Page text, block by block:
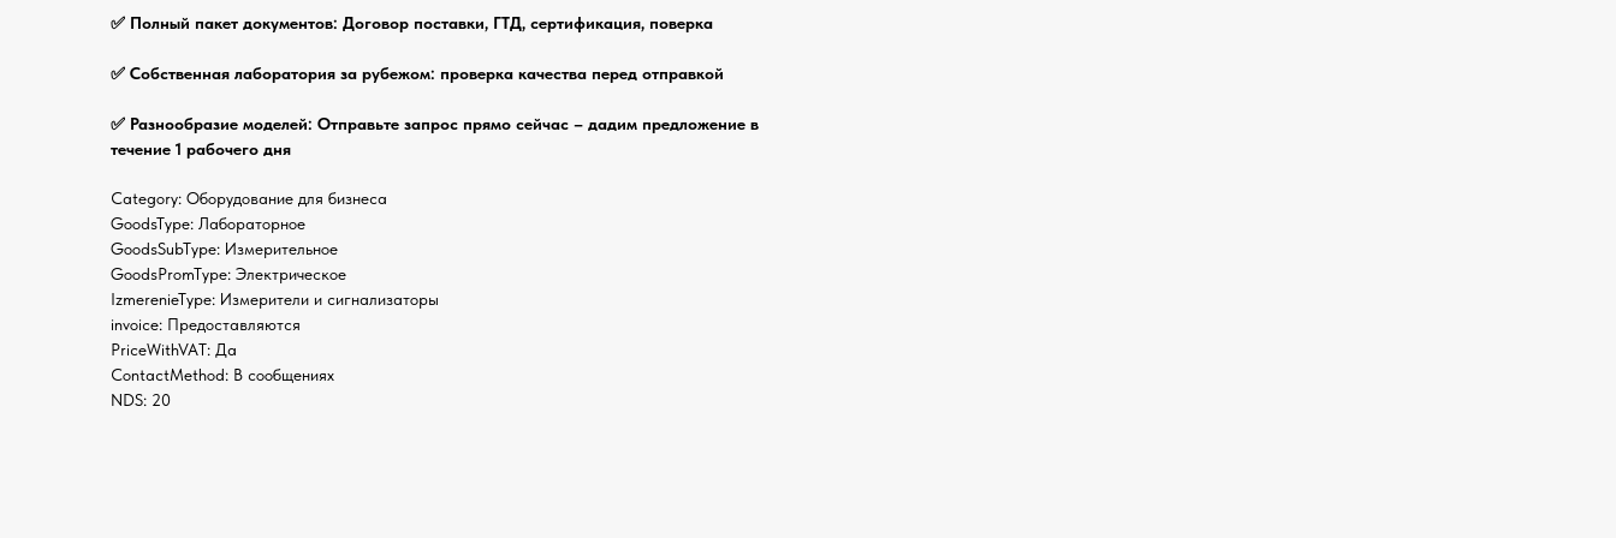
✅ Полный пакет документов: Договор поставки, ГТД, сертификация, поверка
✅ Собственная лаборатория за рубежом: проверка качества перед отправкой
✅ Разнообразие моделей: Отправьте запрос прямо сейчас – дадим предложение в
течение 1 рабочего дня
Category: Оборудование для бизнеса
GoodsType: Лабораторное
GoodsSubType: Измерительное
GoodsPromType: Электрическое
IzmerenieType: Измерители и сигнализаторы
invoice: Предоставляются
PriceWithVAT: Да
ContactMethod: В сообщениях
NDS: 20